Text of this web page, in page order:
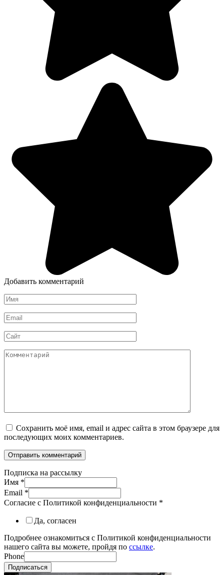
Добавить комментарий
Имя
*
Email
*
Сайт
Комментарий
Сохранить моё имя, email и адрес сайта в этом браузере для
последующих моих комментариев.
Подписка на рассылку
Имя *
Email *
Согласие с Политикой конфиденциальности *
Да, согласен
Подробнее ознакомиться с Политикой конфиденциальности
нашего сайта вы можете, пройдя по ссылке.
Phone
Подписаться